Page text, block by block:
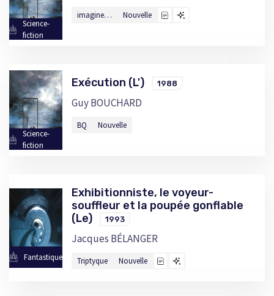
Science-
fiction
imagine… Nouvelle
Science-
fiction
Exécution (L') 1988
Guy BOUCHARD
BQ Nouvelle
Fantastique
Exhibitionniste, le voyeur-
souffleur et la poupée gonflable
(Le)
1993
Jacques BÉLANGER
Triptyque Nouvelle